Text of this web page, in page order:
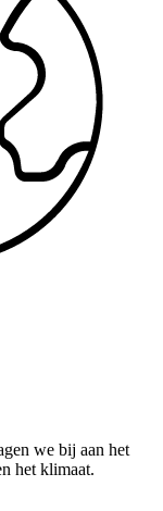
we bij aan het
het klimaat.